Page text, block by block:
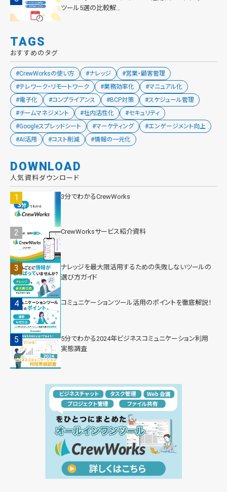
ツール5選の比較解…
TAGS
おすすめのタグ
#CrewWorksの使い方 #ナレッジ
#営業・顧客管理
#テレワーク・リモートワーク
#業務効率化
#マニュアル化
#電子化
#コンプライアンス #BCP対策
#スケジュール管理
#チームマネジメント
#社内活性化
#セキュリティ
#Googleスプレッドシート
#マーケティング
#エンゲージメント向上
#AI活用
#コスト削減 #情報の一元化
DOWNLOAD
人気資料ダウンロード
3分でわかるCrewWorks
CrewWorksサービス紹介資料
ナレッジを最大限活用するための失敗しないツールの
選び方ガイド
コミュニケーションツール活用のポイントを徹底解説！
5分でわかる2024年ビジネスコミュニケーション利用
実態調査